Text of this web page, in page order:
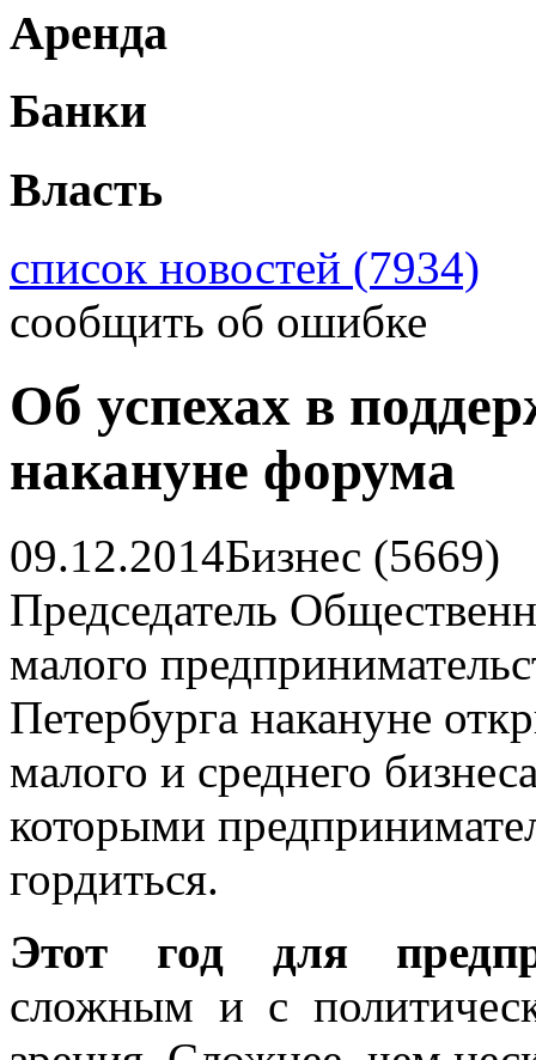
Аренда
Банки
Власть
список новостей (7934)
сообщить об ошибке
Об успехах в
накануне форума
09.12.2014Бизнес (5669)
Председатель
малого
Петербурга накануне
малого и среднего
которыми
гордиться.
Этот год для
сложным и с